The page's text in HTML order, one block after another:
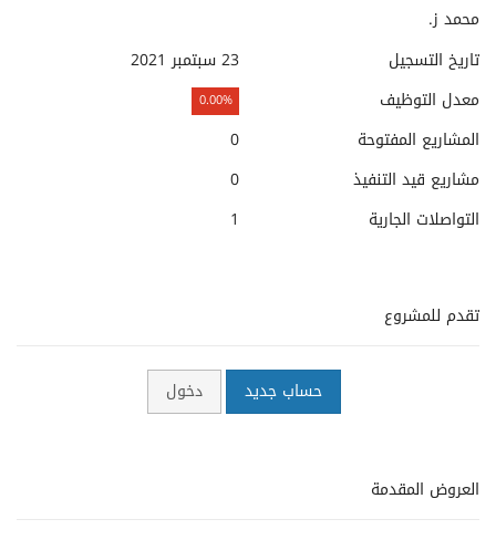
محمد ز.
تاريخ التسجيل
23 سبتمبر 2021
معدل التوظيف
0.00%
المشاريع المفتوحة
0
مشاريع قيد التنفيذ
0
التواصلات الجارية
1
تقدم للمشروع
حساب جديد دخول
العروض المقدمة